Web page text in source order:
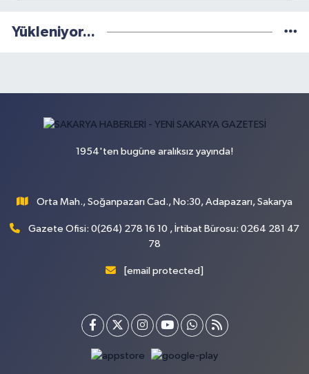
Yükleniyor...
1954'ten bugüne aralıksız yayında!
Orta Mah., Soğanpazarı Cad., No:30, Adapazarı, Sakarya
Gazete Ofisi: 0(264) 278 16 10 , İrtibat Bürosu: 0264 281 47
78
[email protected]